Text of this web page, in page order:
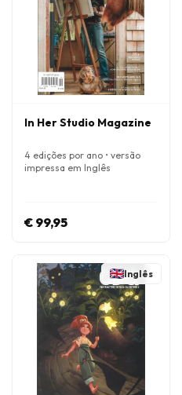
In Her Studio Magazine
4 edições por ano • versão
impressa em Inglês
€ 99,95
Inglês